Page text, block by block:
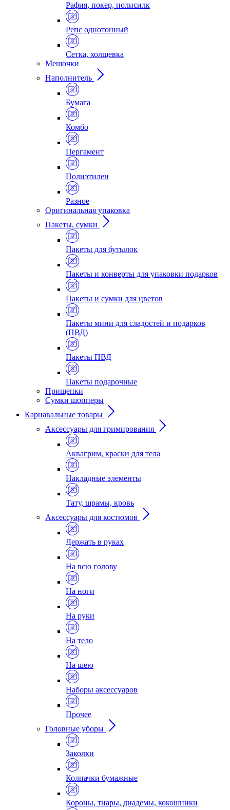
Рафия, покер, полисилк
Репс однотонный
Сетка, холщевка
Мешочки
Наполнитель
Бумага
Комбо
Пергамент
Полиэтилен
Разное
Оригинальная упаковка
Пакеты, сумки
Пакеты для бутылок
Пакеты и конверты для упаковки подарков
Пакеты и сумки для цветов
Пакеты мини для сладостей и подарков
(ПВД)
Пакеты ПВД
Пакеты подарочные
Прищепки
Сумки шопперы
Карнавальные товары
Аксессуары для гримирования
Аквагрим, краски для тела
Накладные элементы
Тату, шрамы, кровь
Аксессуары для костюмов
Держать в руках
На всю голову
На ноги
На руки
На тело
На шею
Наборы аксессуаров
Прочее
Головные уборы
Заколки
Колпачки бумажные
Короны, тиары, диадемы, кокошники